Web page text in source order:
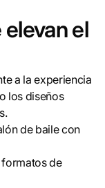
el
a la experiencia
los diseños
de baile con
de